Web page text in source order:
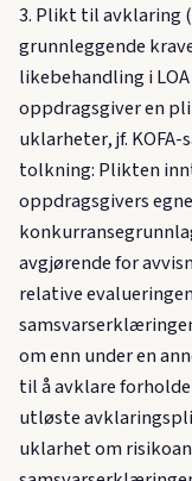
3. Plikt til avklaring
grunnleggende
likebehandling i
oppdragsgiver en
uklarheter, jf. KOFA-
tolkning: Plikten
oppdragsgivers
avgjørende for
relative
om enn under en
til å avklare
utløste
uklarhet om